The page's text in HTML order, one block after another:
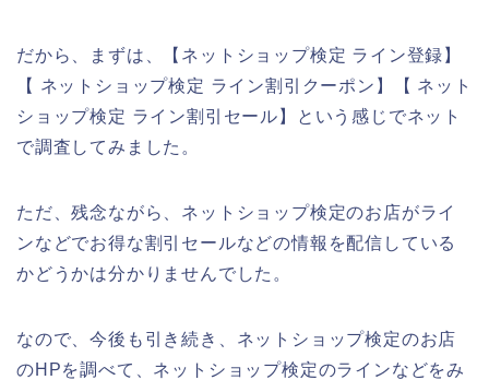
だから、まずは、【ネットショップ検定 ライン登録】
【 ネットショップ検定 ライン割引クーポン】【 ネット
ショップ検定 ライン割引セール】という感じでネット
で調査してみました。
ただ、残念ながら、ネットショップ検定のお店がライ
ンなどでお得な割引セールなどの情報を配信している
かどうかは分かりませんでした。
なので、今後も引き続き、ネットショップ検定のお店
のHPを調べて、ネットショップ検定のラインなどをみ